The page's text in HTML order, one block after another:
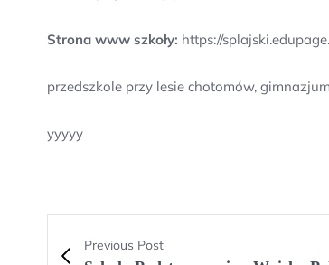
Strona www szkoły: https://
przedszkole przy lesie chotomów,
yyyyy
Previous Post